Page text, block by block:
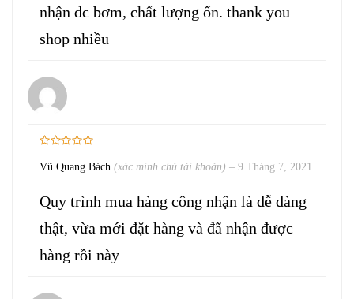
nhận dc bơm, chất lượng ổn. thank you
shop nhiều
Vũ Quang Bách (xác minh chủ tài khoản) – 9 Tháng 7, 2021
Quy trình mua hàng công nhận là dễ dàng
thật, vừa mới đặt hàng và đã nhận được
hàng rồi này